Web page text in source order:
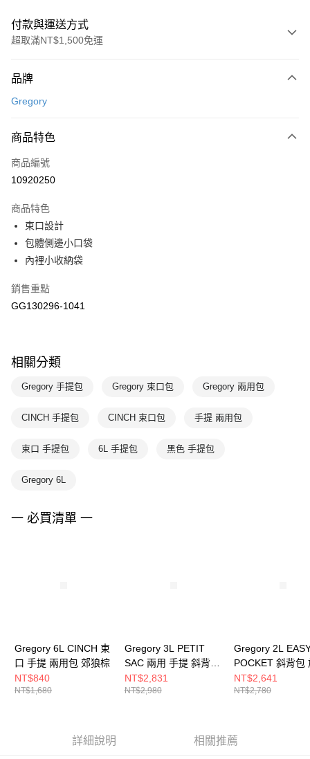
付款與運送方式
超取滿NT$1,500免運
信用卡一次付款
Apple Pay
悠遊付
7-11取貨(快速到店)
每筆NT$100，滿NT$1,500(含以上)免運費
宅配-本島
每筆NT$100，滿NT$1,500(含以上)免運費
品牌
Gregory
商品特色
商品編號
10920250
商品特色
束口設計
包體側邊小口袋
內裡小收納袋
銷售重點
GG130296-1041
相關分類
Gregory 手提包 Gregory 束口包 Gregory 兩用包
CINCH 手提包 CINCH 束口包 手提 兩用包
束口 手提包 6L 手提包 黑色 手提包
Gregory 6L
一 必買清單 一
Gregory 6L CINCH 束
口 手提 兩用包 郊狼棕
NT$840
NT$1,680
Gregory 3L PETIT
SAC 兩用 手提 斜背包
黑
NT$2,831
NT$2,980
Gregory 2L
POCKET 斜背包
小包 黑
NT$2,641
NT$2,780
詳細說明 相關推薦